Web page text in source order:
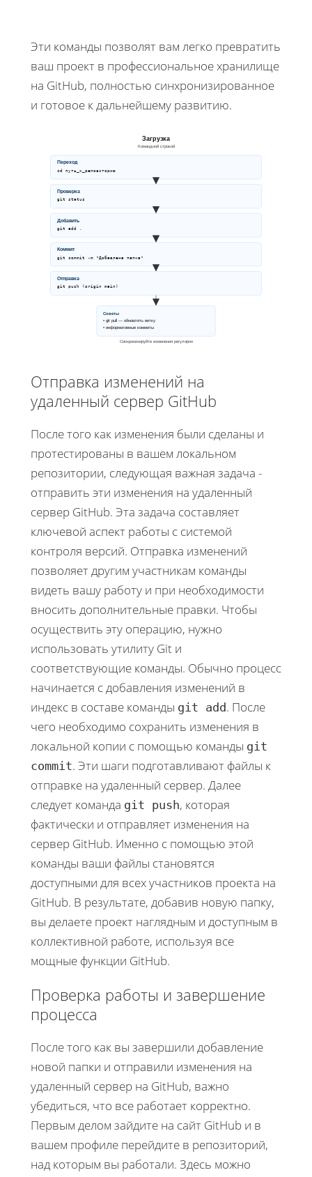
Эти команды позволят вам легко превратить
ваш проект в профессиональное хранилище
на GitHub, полностью синхронизированное
и готовое к дальнейшему развитию.
Загрузка
Командной строкой
Переход
cd путь_к_репозиторию
Проверка
git status
Добавить
git add .
Коммит
git commit -m "Добавлена папка"
Отправка
git push (origin main)
Советы
• git pull — обновлять ветку
• информативные коммиты
Синхронизируйте изменения регулярно
Отправка изменений на
удаленный сервер GitHub
После того как изменения были сделаны и
протестированы в вашем локальном
репозитории, следующая важная задача -
отправить эти изменения на удаленный
сервер GitHub. Эта задача составляет
ключевой аспект работы с системой
контроля версий. Отправка изменений
позволяет другим участникам команды
видеть вашу работу и при необходимости
вносить дополнительные правки. Чтобы
осуществить эту операцию, нужно
использовать утилиту Git и
соответствующие команды. Обычно процесс
начинается с добавления изменений в
индекс в составе команды git add. После
чего необходимо сохранить изменения в
локальной копии с помощью команды git
commit. Эти шаги подготавливают файлы к
отправке на удаленный сервер. Далее
следует команда git push, которая
фактически и отправляет изменения на
сервер GitHub. Именно с помощью этой
команды ваши файлы становятся
доступными для всех участников проекта на
GitHub. В результате, добавив новую папку,
вы делаете проект наглядным и доступным в
коллективной работе, используя все
мощные функции GitHub.
Проверка работы и завершение
процесса
После того как вы завершили добавление
новой папки и отправили изменения на
удаленный сервер на GitHub, важно
убедиться, что все работает корректно.
Первым делом зайдите на сайт GitHub и в
вашем профиле перейдите в репозиторий,
над которым вы работали. Здесь можно